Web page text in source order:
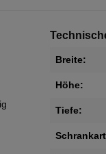
Breite:
Höhe:
Tiefe: